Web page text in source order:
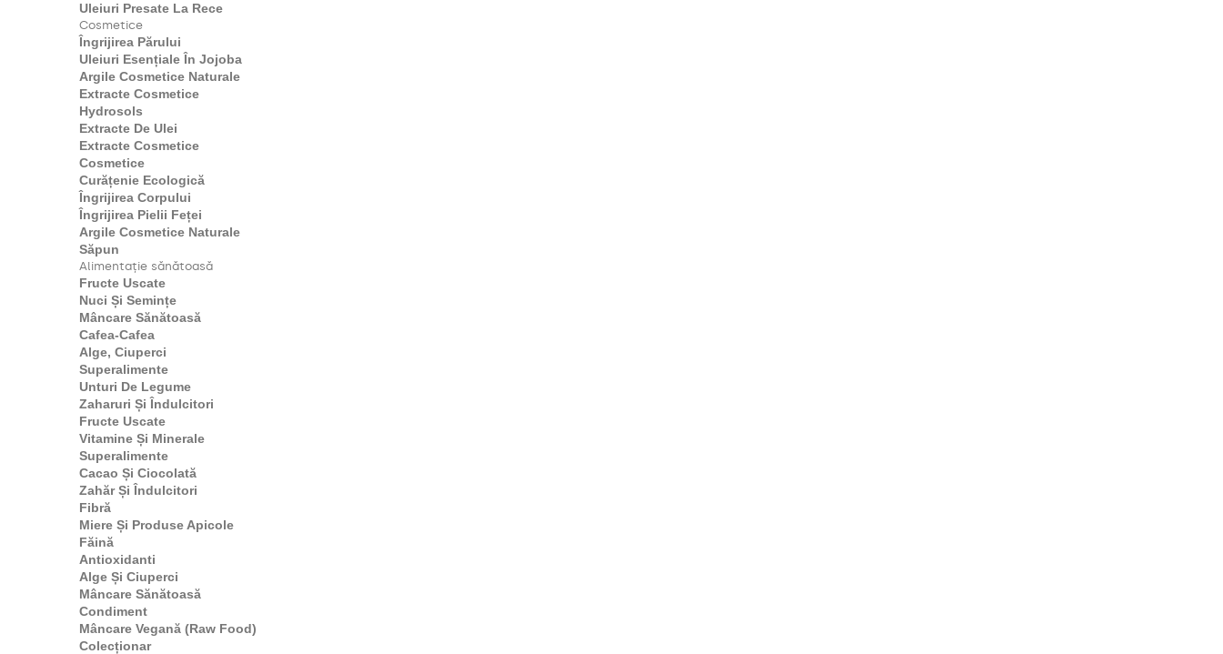
Uleiuri Presate La Rece
Cosmetice
Îngrijirea Părului
Uleiuri Esențiale În Jojoba
Argile Cosmetice Naturale
Extracte Cosmetice
Hydrosols
Extracte De Ulei
Extracte Cosmetice
Cosmetice
Curățenie Ecologică
Îngrijirea Corpului
Îngrijirea Pielii Feței
Argile Cosmetice Naturale
Săpun
Alimentație sănătoasă
Fructe Uscate
Nuci Și Semințe
Mâncare Sănătoasă
Cafea-Cafea
Alge, Ciuperci
Superalimente
Unturi De Legume
Zaharuri Și Îndulcitori
Fructe Uscate
Vitamine Și Minerale
Superalimente
Cacao Și Ciocolată
Zahăr Și Îndulcitori
Fibră
Miere Și Produse Apicole
Făină
Antioxidanti
Alge Și Ciuperci
Mâncare Sănătoasă
Condiment
Mâncare Vegană (Raw Food)
Colecționar